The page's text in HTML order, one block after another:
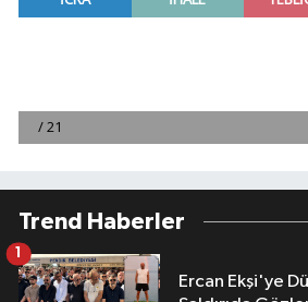
Trend Haberler
Ercan Ekşi'ye Düzenlenen Silahlı
1